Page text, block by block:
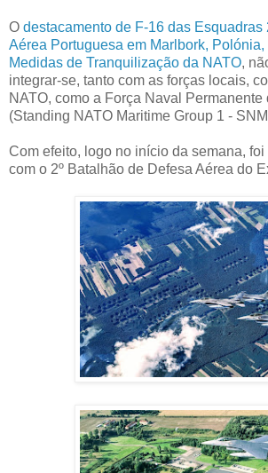
O destacamento de F-16 das Esquadras
Aérea Portuguesa em Marlbork,
Medidas de Tranquilização da NATO,
integrar-se, tanto com as forças locais,
NATO, como a Força Naval Permanente
(Standing NATO Maritime Group 1 -
Com efeito, logo no início da semana,
com o 2º Batalhão de Defesa Aérea do